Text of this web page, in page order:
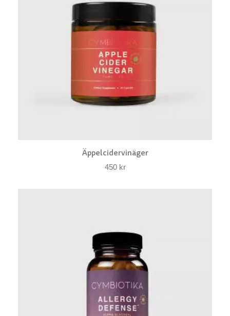
Äppelcidervinäger
450 kr